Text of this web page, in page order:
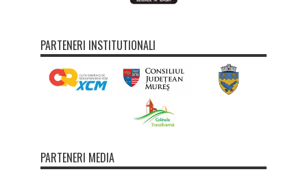
PARTENERI INSTITUTIONALI
PARTENERI MEDIA